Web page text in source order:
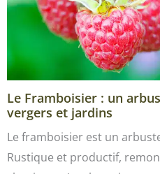
Le Framboisier : un
vergers et jardins
Le framboisier est un
Rustique et productif,